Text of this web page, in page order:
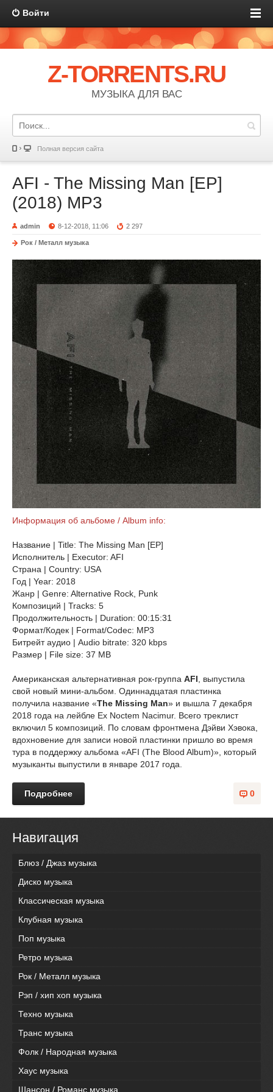
Войти
Z-TORRENTS.RU
МУЗЫКА ДЛЯ ВАС
Полная версия сайта
AFI - The Missing Man [EP]
(2018) MP3
admin 8-12-2018, 11:06 2 297
Рок / Металл музыка
Информация об альбоме / Album info:
Название | Title: The Missing Man [EP]
Исполнитель | Executor: AFI
Страна | Country: USA
Год | Year: 2018
Жанр | Genre: Alternative Rock, Punk
Композиций | Tracks: 5
Продолжительность | Duration: 00:15:31
Формат/Кодек | Format/Codec: MP3
Битрейт аудио | Audio bitrate: 320 kbps
Размер | File size: 37 MB
Американская альтернативная рок-группа AFI , выпустила
свой новый мини-альбом. Одиннадцатая пластинка
получила название «The Missing Man» и вышла 7 декабря
2018 года на лейбле Ex Noctem Nacimur. Всего треклист
включил 5 композиций. По словам фронтмена Дэйви Хэвока,
вдохновение для записи новой пластинки пришло во время
тура в поддержку альбома «AFI (The Blood Album)», который
музыканты выпустили в январе 2017 года.
0
Подробнее
Навигация
Блюз / Джаз музыка
Диско музыка
Классическая музыка
Клубная музыка
Поп музыка
Ретро музыка
Рок / Металл музыка
Рэп / хип хоп музыка
Техно музыка
Транс музыка
Фолк / Народная музыка
Хаус музыка
Шансон / Романс музыка